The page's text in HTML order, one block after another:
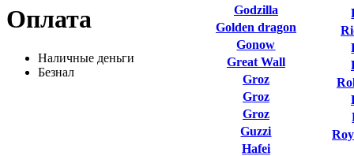
Оплата
Наличные деньги
Безнал
Godzilla
Golden dragon
Gonow
Great Wall
Groz
Groz
Groz
Guzzi
Hafei